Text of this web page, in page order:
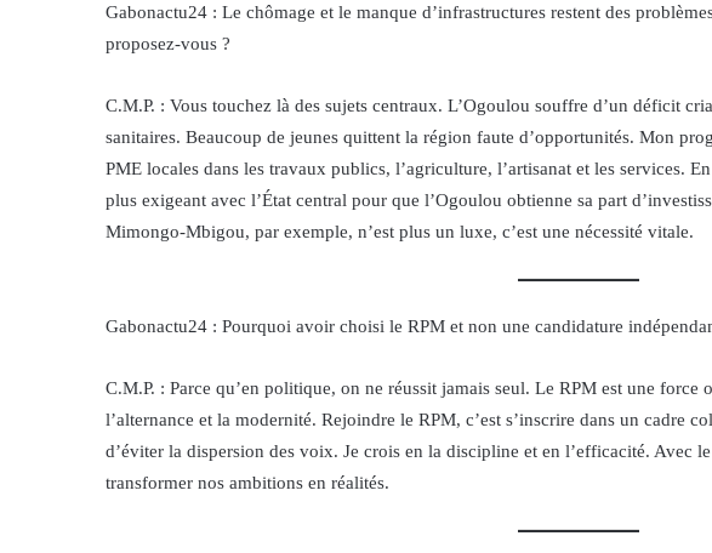
Gabonactu24 : Le chômage et le manque d’infrastructures restent des
proposez-vous ?
C.M.P. : Vous touchez là des sujets centraux. L’Ogoulou souffre d’un déficit
sanitaires. Beaucoup de jeunes quittent la région faute d’opportunités. Mon
PME locales dans les travaux publics, l’agriculture, l’artisanat et les services.
plus exigeant avec l’État central pour que l’Ogoulou obtienne sa part
Mimongo-Mbigou, par exemple, n’est plus un luxe, c’est une nécessité vitale.
Gabonactu24 : Pourquoi avoir choisi le RPM et non une candidature
C.M.P. : Parce qu’en politique, on ne réussit jamais seul. Le RPM est une force
l’alternance et la modernité. Rejoindre le RPM, c’est s’inscrire dans un cadre
d’éviter la dispersion des voix. Je crois en la discipline et en l’efficacité. Avec
transformer nos ambitions en réalités.